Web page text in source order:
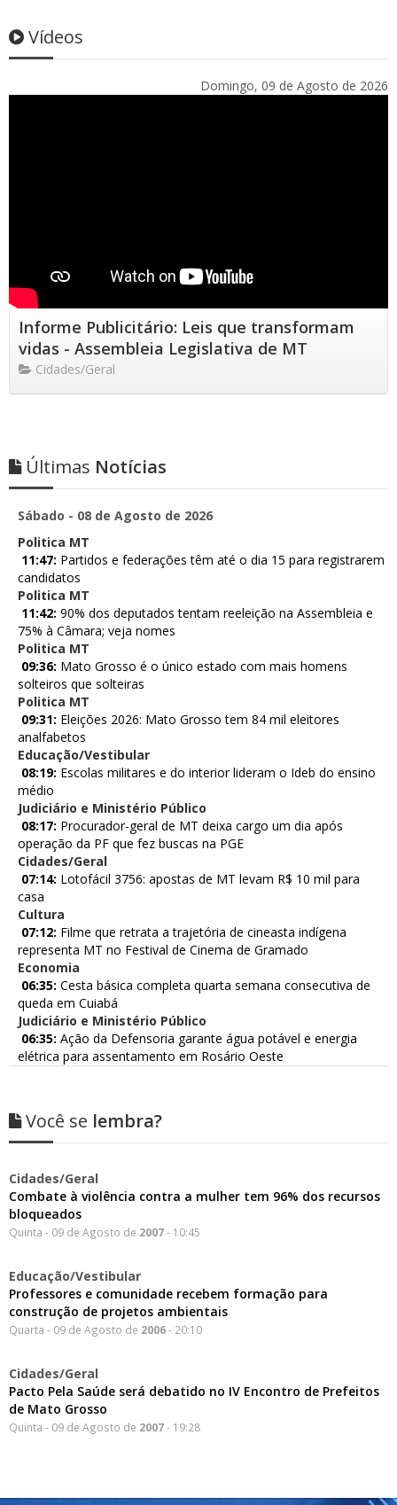
Vídeos
Domingo, 09 de Agosto de 2026
Informe Publicitário: Leis que transformam
vidas - Assembleia Legislativa de MT
Cidades/Geral
Últimas Notícias
Sábado - 08 de Agosto de 2026
Politica MT
11:47: Partidos e federações têm até o dia 15 para registrarem
candidatos
Politica MT
11:42: 90% dos deputados tentam reeleição na Assembleia e
75% à Câmara; veja nomes
Politica MT
09:36: Mato Grosso é o único estado com mais homens
solteiros que solteiras
Politica MT
09:31: Eleições 2026: Mato Grosso tem 84 mil eleitores
analfabetos
Educação/Vestibular
08:19: Escolas militares e do interior lideram o Ideb do ensino
médio
Judiciário e Ministério Público
08:17: Procurador-geral de MT deixa cargo um dia após
operação da PF que fez buscas na PGE
Cidades/Geral
07:14: Lotofácil 3756: apostas de MT levam R$ 10 mil para
casa
Cultura
07:12: Filme que retrata a trajetória de cineasta indígena
representa MT no Festival de Cinema de Gramado
Economia
06:35: Cesta básica completa quarta semana consecutiva de
queda em Cuiabá
Judiciário e Ministério Público
06:35: Ação da Defensoria garante água potável e energia
elétrica para assentamento em Rosário Oeste
Você se lembra?
Cidades/Geral
Combate à violência contra a mulher tem 96% dos recursos
bloqueados
Quinta - 09 de Agosto de 2007- 10:45
Educação/Vestibular
Professores e comunidade recebem formação para
construção de projetos ambientais
Quarta - 09 de Agosto de 2006- 20:10
Cidades/Geral
Pacto Pela Saúde será debatido no IV Encontro de Prefeitos
de Mato Grosso
Quinta - 09 de Agosto de 2007- 19:28